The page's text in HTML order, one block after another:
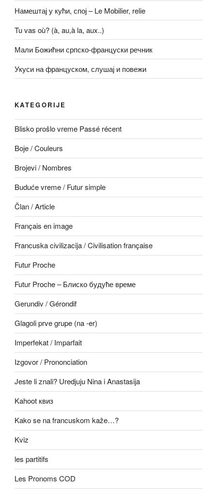
Намештај у кући, спој – Le Mobilier, relie
Tu vas où? (à, au,à la, aux..)
Мали Божићни српско-француски речник
Укуси на француском, слушај и повежи
KATEGORIJE
Blisko prošlo vreme Passé récent
Boje / Couleurs
Brojevi / Nombres
Buduće vreme / Futur simple
Član / Article
Français en image
Francuska civilizacija / Civilisation française
Futur Proche
Futur Proche – Блиско будуће време
Gerundiv / Gérondif
Glagoli prve grupe (na -er)
Imperfekat / Imparfait
Izgovor / Prononciation
Jeste li znali? Uredjuju Nina i Anastasija
Kahoot квиз
Kako se na francuskom kaže…?
Kviz
les partitifs
Les Pronoms COD